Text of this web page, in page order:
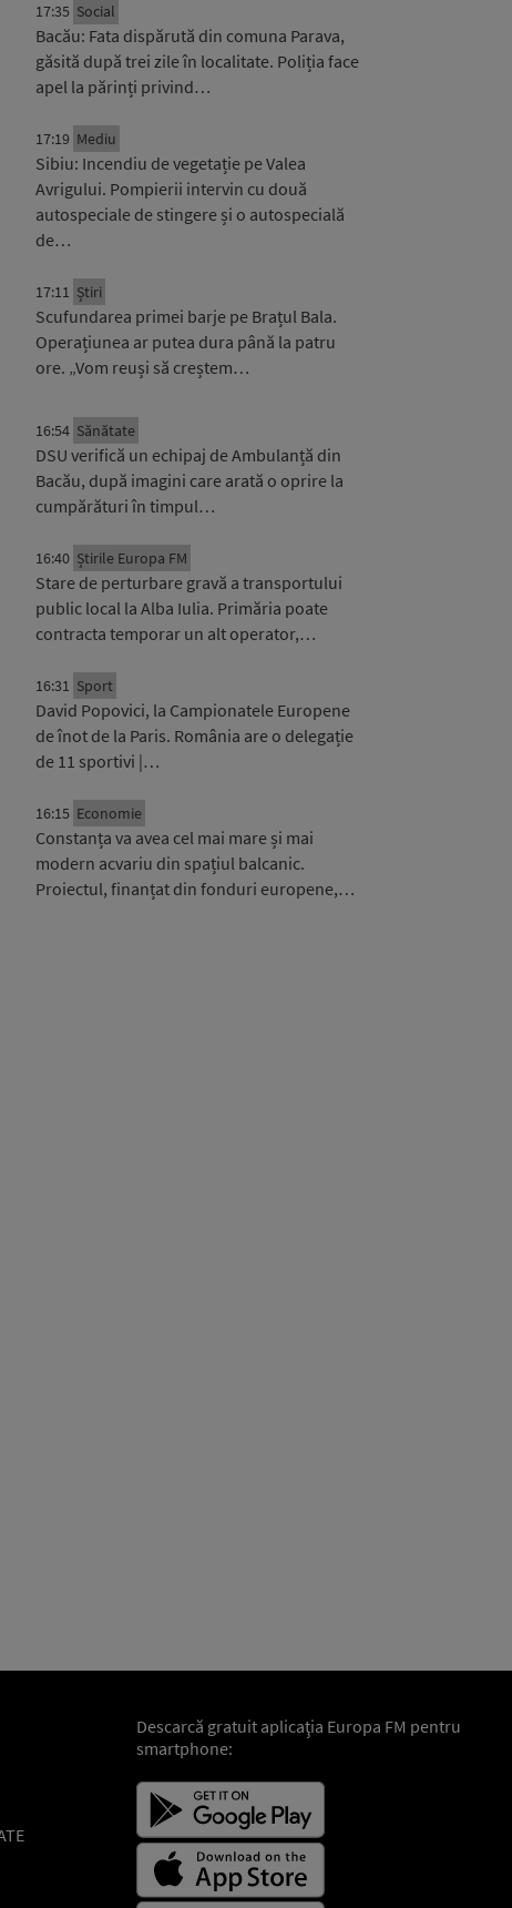
17:35 Social
Bacău: Fata dispărută din comuna Parava,
găsită după trei zile în localitate. Poliția face
apel la părinți privind…
17:19 Mediu
Sibiu: Incendiu de vegetație pe Valea
Avrigului. Pompierii intervin cu două
autospeciale de stingere și o autospecială
de…
17:11 Știri
Scufundarea primei barje pe Brațul Bala.
Operațiunea ar putea dura până la patru
ore. „Vom reuși să creștem…
16:54 Sănătate
DSU verifică un echipaj de Ambulanță din
Bacău, după imagini care arată o oprire la
cumpărături în timpul…
16:40 Știrile Europa FM
Stare de perturbare gravă a transportului
public local la Alba Iulia. Primăria poate
contracta temporar un alt operator,…
16:31 Sport
David Popovici, la Campionatele Europene
de înot de la Paris. România are o delegație
de 11 sportivi |…
16:15 Economie
Constanța va avea cel mai mare și mai
modern acvariu din spațiul balcanic.
Proiectul, finanțat din fonduri europene,…
Descarcă gratuit aplicaţia Europa FM pentru
smartphone: